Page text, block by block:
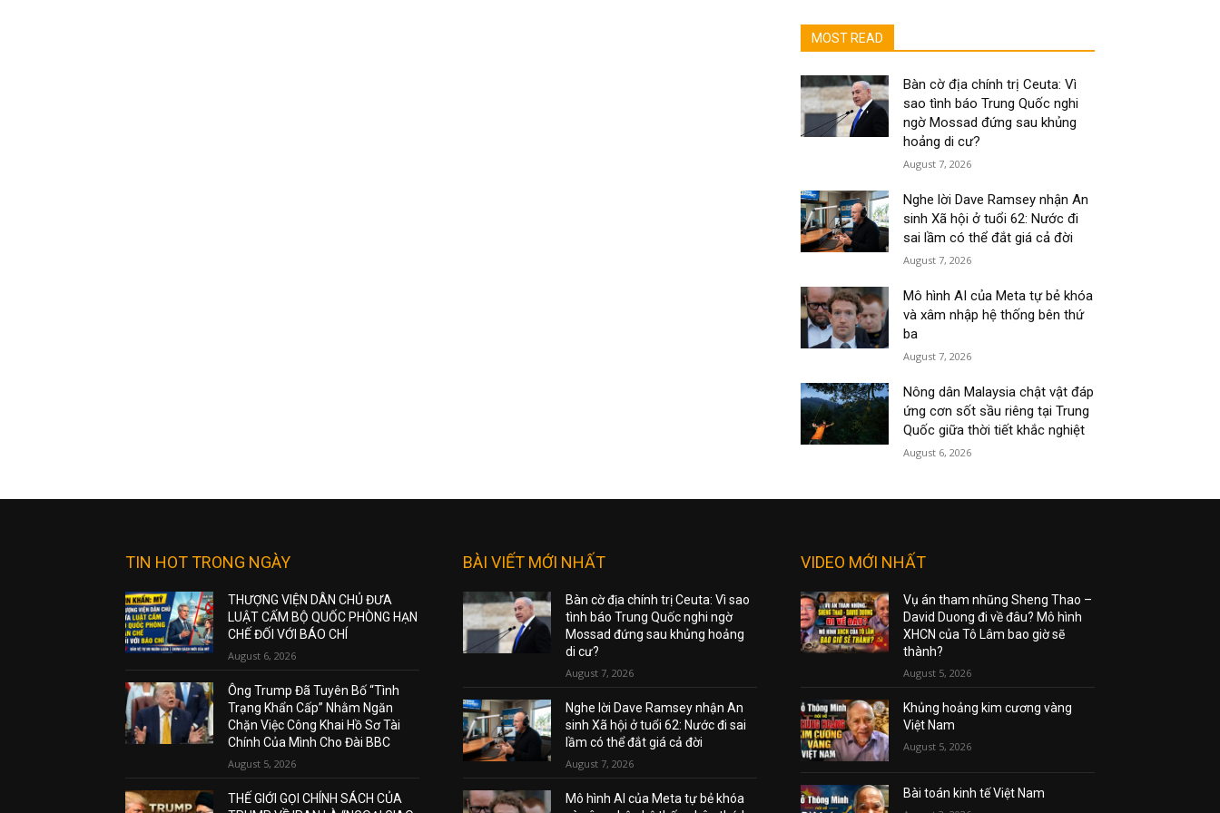
MOST READ
Bàn cờ địa chính trị Ceuta: Vì
sao tình báo Trung Quốc nghi
ngờ Mossad đứng sau khủng
hoảng di cư?
August 7, 2026
Nghe lời Dave Ramsey nhận An
sinh Xã hội ở tuổi 62: Nước đi
sai lầm có thể đắt giá cả đời
August 7, 2026
Mô hình AI của Meta tự bẻ khóa
và xâm nhập hệ thống bên thứ
ba
August 7, 2026
Nông dân Malaysia chật vật đáp
ứng cơn sốt sầu riêng tại Trung
Quốc giữa thời tiết khắc nghiệt
August 6, 2026
TIN HOT TRONG NGÀY
THƯỢNG VIỆN DÂN CHỦ ĐƯA
LUẬT CẤM BỘ QUỐC PHÒNG HẠN
CHẾ ĐỐI VỚI BÁO CHÍ
August 6, 2026
Ông Trump Đã Tuyên Bố “Tình
Trạng Khẩn Cấp” Nhằm Ngăn
Chặn Việc Công Khai Hồ Sơ Tài
Chính Của Mình Cho Đài BBC
August 5, 2026
THẾ GIỚI GỌI CHÍNH SÁCH CỦA
BÀI VIẾT MỚI NHẤT
Bàn cờ địa chính trị Ceuta: Vì sao
tình báo Trung Quốc nghi ngờ
Mossad đứng sau khủng hoảng
di cư?
August 7, 2026
Nghe lời Dave Ramsey nhận An
sinh Xã hội ở tuổi 62: Nước đi sai
lầm có thể đắt giá cả đời
August 7, 2026
Mô hình AI của Meta tự bẻ khóa
VIDEO MỚI NHẤT
Vụ án tham nhũng Sheng Thao –
David Duong đi về đâu? Mô hình
XHCN của Tô Lâm bao giờ sẽ
thành?
August 5, 2026
Khủng hoảng kim cương vàng
Việt Nam
August 5, 2026
Bài toán kinh tế Việt Nam